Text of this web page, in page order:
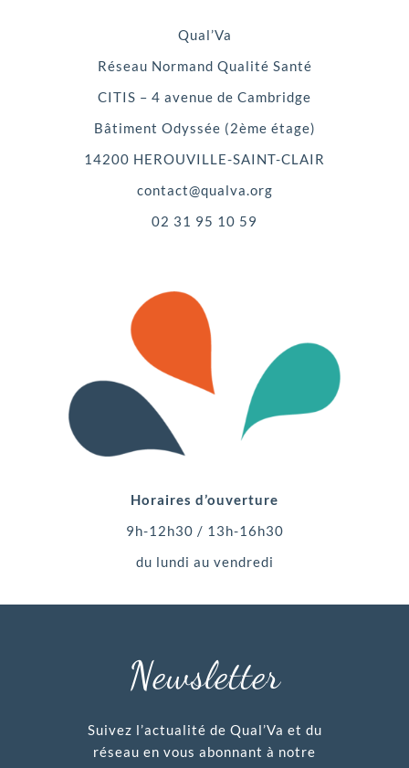
Qual’Va
Réseau Normand Qualité Santé
CITIS – 4 avenue de Cambridge
Bâtiment Odyssée (2ème étage)
14200 HEROUVILLE-SAINT-CLAIR
contact@qualva.org
02 31 95 10 59
Horaires d’ouverture
9h-12h30 / 13h-16h30
du lundi au vendredi
Newsletter
Suivez l’actualité de Qual’Va et du
réseau en vous abonnant à notre